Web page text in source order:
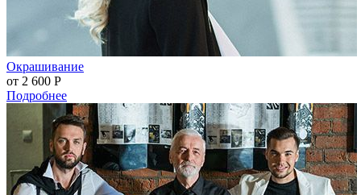
Окрашивание
от 2 600 Р
Подробнее